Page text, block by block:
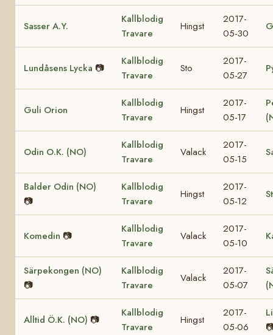
Sasser A.Y.
Kallblodig
Travare
Hingst
2017-
05-30
Lundåsens Lycka 📷
Kallblodig
Travare
Sto
2017-
05-27
Guli Orion
Kallblodig
Travare
Hingst
2017-
05-17
Odin O.K. (NO)
Kallblodig
Travare
Valack
2017-
05-15
Balder Odin (NO)
📷
Kallblodig
Travare
Hingst
2017-
05-12
Komedin 📷
Kallblodig
Travare
Valack
2017-
05-10
Särpekongen (NO)
📷
Kallblodig
Travare
Valack
2017-
05-07
Alltid Ö.K. (NO) 📷
Kallblodig
Travare
Hingst
2017-
05-06